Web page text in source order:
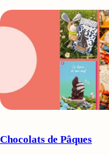
Chocolats de Pâques